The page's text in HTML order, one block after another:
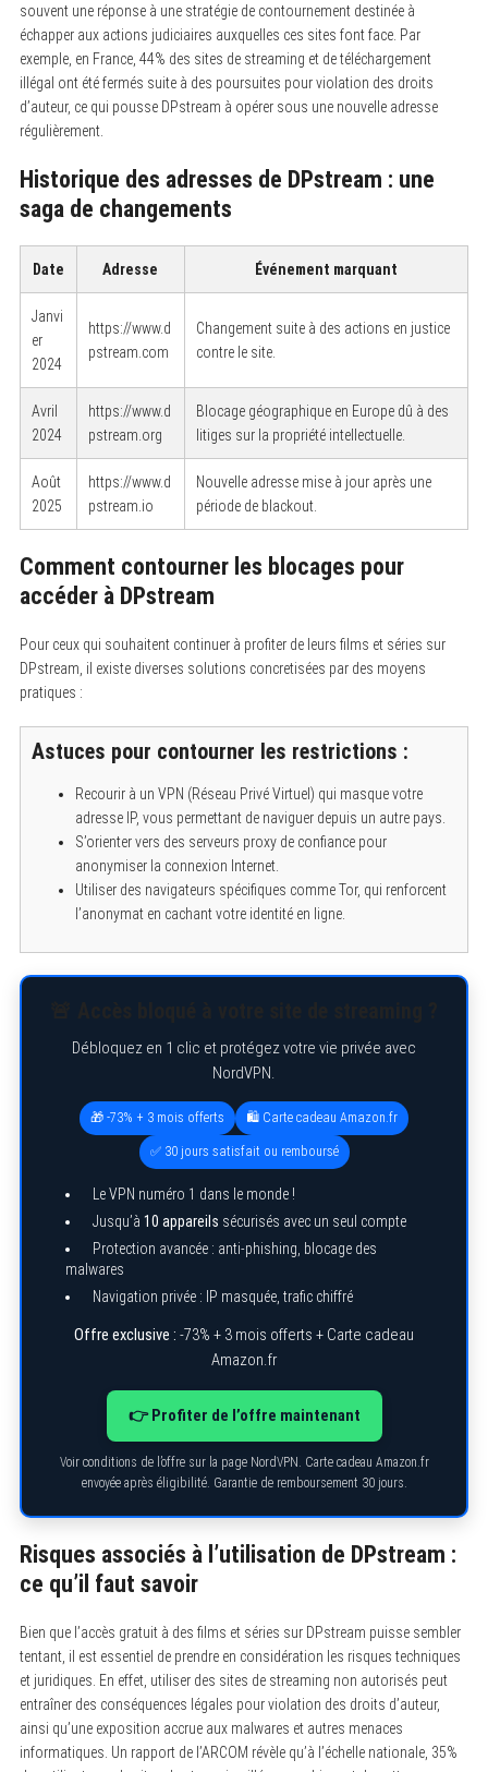
souvent une réponse à une stratégie de contournement destinée à
échapper aux actions judiciaires auxquelles ces sites font face. Par
exemple, en France, 44% des sites de streaming et de téléchargement
illégal ont été fermés suite à des poursuites pour violation des droits
d’auteur, ce qui pousse DPstream à opérer sous une nouvelle adresse
régulièrement.
Historique des adresses de DPstream : une
saga de changements
Date Adresse Événement marquant
Janvi
er
2024
https://www.d
pstream.com
Changement suite à des actions en justice
contre le site.
Avril
2024
https://www.d
pstream.org
Blocage géographique en Europe dû à des
litiges sur la propriété intellectuelle.
Août
2025
https://www.d
pstream.io
Nouvelle adresse mise à jour après une
période de blackout.
Comment contourner les blocages pour
accéder à DPstream
Pour ceux qui souhaitent continuer à profiter de leurs films et séries sur
DPstream, il existe diverses solutions concretisées par des moyens
pratiques :
Astuces pour contourner les restrictions :
Recourir à un VPN (Réseau Privé Virtuel) qui masque votre
adresse IP, vous permettant de naviguer depuis un autre pays.
S’orienter vers des serveurs proxy de confiance pour
anonymiser la connexion Internet.
Utiliser des navigateurs spécifiques comme Tor, qui renforcent
l’anonymat en cachant votre identité en ligne.
Débloquez en 1 clic et protégez votre vie privée avec
NordVPN.
🎁 -73% + 3 mois offerts 🛍️ Carte cadeau Amazon.fr
✅ 30 jours satisfait ou remboursé
Le VPN numéro 1 dans le monde !
Jusqu’à 10 appareils sécurisés avec un seul compte
Protection avancée : anti-phishing, blocage des
malwares
Navigation privée : IP masquée, trafic chiffré
Offre exclusive : -73% + 3 mois offerts + Carte cadeau
Amazon.fr
👉 Profiter de l’offre maintenant
Voir conditions de l’offre sur la page NordVPN. Carte cadeau Amazon.fr
envoyée après éligibilité. Garantie de remboursement 30 jours.
Risques associés à l’utilisation de DPstream :
ce qu’il faut savoir
Bien que l’accès gratuit à des films et séries sur DPstream puisse sembler
tentant, il est essentiel de prendre en considération les risques techniques
et juridiques. En effet, utiliser des sites de streaming non autorisés peut
entraîner des conséquences légales pour violation des droits d’auteur,
ainsi qu’une exposition accrue aux malwares et autres menaces
informatiques. Un rapport de l’ARCOM révèle qu’à l’échelle nationale, 35%
e
a
r